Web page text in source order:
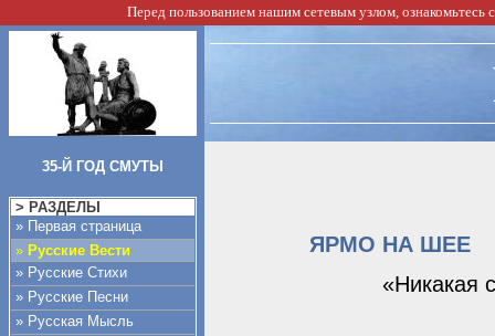
Перед пользованием нашим сетевым узлом, ознакомьтесь
35-Й ГОД СМУТЫ
> РАЗДЕЛЫ
» Первая страница
» Русские Вести
» Русские Стихи
» Русские Песни
» Русская Мысль
ЯРМО НА ШЕЕ
«Никакая